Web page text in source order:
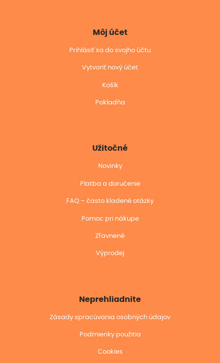
Môj účet
Prihlásiť sa do svojho účtu
Vytvoriť nový účet
Košík
Pokladňa
Užitočné
Novinky
Platba a doručenie
FAQ – často kladené otázky
Pomoc pri nákupe
Zľavnené
Výprodej
Neprehliadnite
Zásady spracúvania osobných údajov
Podmienky použitia
Cookies